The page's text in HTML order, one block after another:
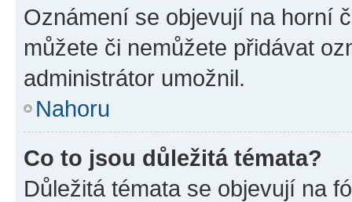
Oznámení se objevují na horní
můžete či nemůžete přidávat
administrátor umožnil.
Nahoru
Co to jsou důležitá témata?
Důležitá témata se objevují na